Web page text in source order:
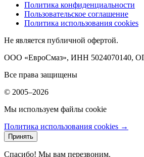
Политика конфиденциальности
Пользовательское соглашение
Политика использования cookies
Не является публичной офертой.
ООО «ЕвроСмаз», ИНН 5024070140,
Все права защищены
© 2005–2026
Мы используем файлы cookie
Политика использования cookies →
Принять
Спасибо! Мы вам перезвоним.